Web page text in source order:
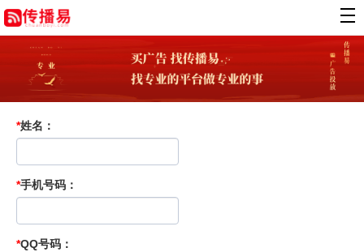
*姓名：
*手机号码：
*QQ号码：